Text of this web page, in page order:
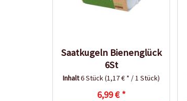
Saatkugeln Bienenglück
6St
Inhalt6 Stück (1,17 € * / 1 Stück)
6,99 € *